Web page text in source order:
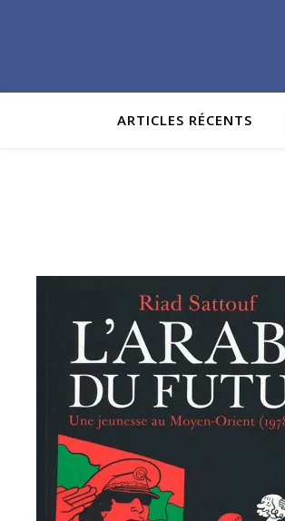
ARTICLES RÉCENTS